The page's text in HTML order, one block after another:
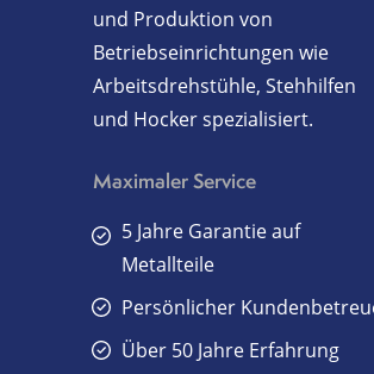
und Produktion von
Betriebseinrichtungen wie
Arbeitsdrehstühle, Stehhilfen
und Hocker spezialisiert.
Maximaler Service
5 Jahre Garantie auf
Metallteile
Persönlicher
Über 50 Jahre Erfahrung